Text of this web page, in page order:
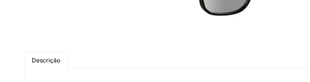
Descrição